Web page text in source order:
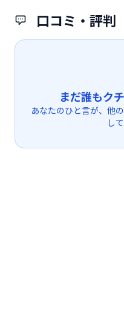
口コミ・評判
まだ誰もク
あなたのひと言が、他
し